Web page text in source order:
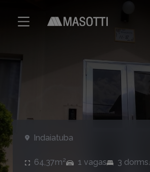
Indaiatuba
64,37m² 1 vagas 3 dorms.